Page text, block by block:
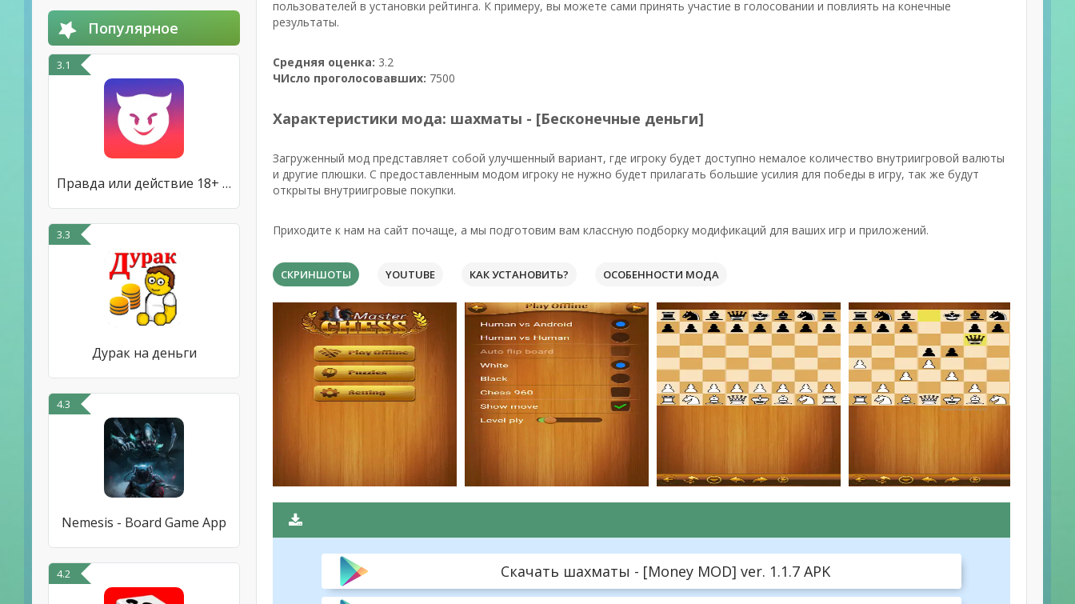
Популярное
3.1
Правда или действие 18+ & 21+
3.3
Дурак на деньги
4.3
Nemesis - Board Game App
4.2
пользователей в установки рейтинга. К примеру, вы можете сами принять участие в голосовании и повлиять на конечные
результаты.
Средняя оценка: 3.2
ЧИсло проголосовавших: 7500
Характеристики мода: шахматы - [Бесконечные деньги]
Загруженный мод представляет собой улучшенный вариант, где игроку будет доступно немалое количество внутриигровой валюты
и другие плюшки. С предоставленным модом игроку не нужно будет прилагать большие усилия для победы в игру, так же будут
открыты внутриигровые покупки.
Приходите к нам на сайт почаще, а мы подготовим вам классную подборку модификаций для ваших игр и приложений.
СКРИНШОТЫ YOUTUBE КАК УСТАНОВИТЬ? ОСОБЕННОСТИ МОДА
Скачать шахматы - [Money MOD] ver. 1.1.7 APK